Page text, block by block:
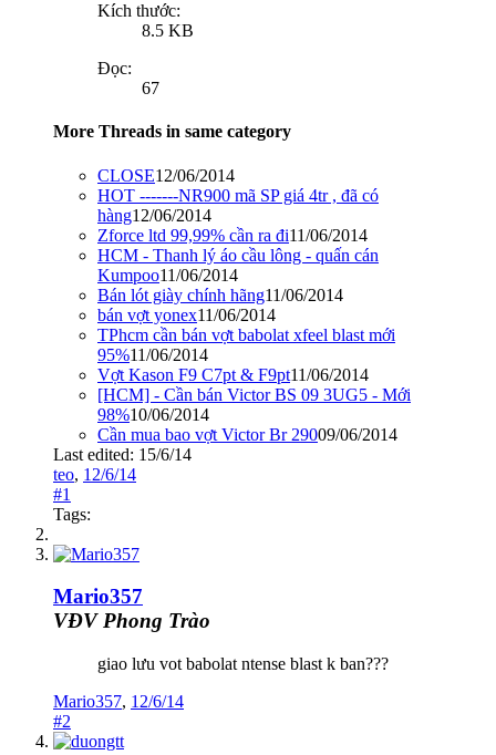
Kích thước:
8.5 KB
Đọc:
67
More Threads in same category
CLOSE12/06/2014
HOT -------NR900 mã SP giá 4tr , đã có
hàng12/06/2014
Zforce ltd 99,99% cần ra đi11/06/2014
HCM - Thanh lý áo cầu lông - quấn cán
Kumpoo11/06/2014
Bán lót giày chính hãng11/06/2014
bán vợt yonex11/06/2014
TPhcm cần bán vợt babolat xfeel blast mới
95%11/06/2014
Vợt Kason F9 C7pt & F9pt11/06/2014
[HCM] - Cần bán Victor BS 09 3UG5 - Mới
98%10/06/2014
Cần mua bao vợt Victor Br 29009/06/2014
Last edited: 15/6/14
teo, 12/6/14
#1
Tags:
Mario357
VĐV Phong Trào
giao lưu vot babolat ntense blast k ban???
Mario357, 12/6/14
#2